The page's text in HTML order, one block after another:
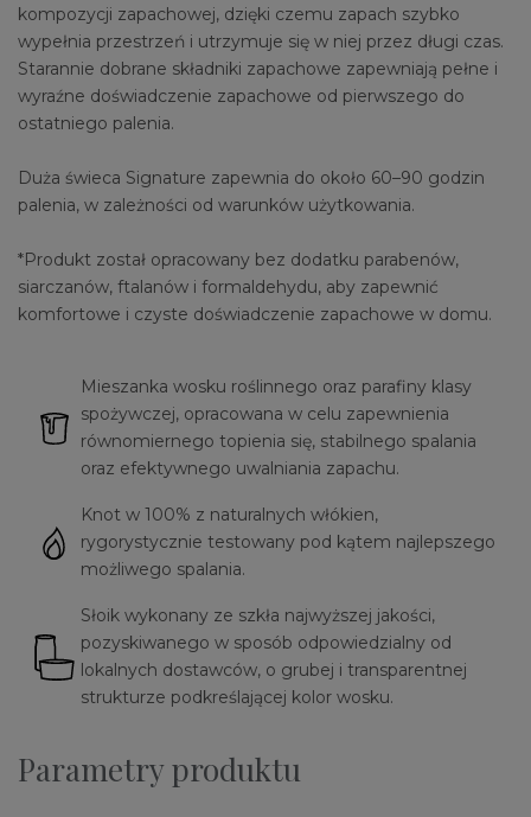
kompozycji zapachowej, dzięki czemu zapach szybko
wypełnia przestrzeń i utrzymuje się w niej przez długi czas.
Starannie dobrane składniki zapachowe zapewniają pełne i
wyraźne doświadczenie zapachowe od pierwszego do
ostatniego palenia.
Duża świeca Signature zapewnia do około 60–90 godzin
palenia, w zależności od warunków użytkowania.
*Produkt został opracowany bez dodatku parabenów,
siarczanów, ftalanów i formaldehydu, aby zapewnić
komfortowe i czyste doświadczenie zapachowe w domu.
Mieszanka wosku roślinnego oraz parafiny klasy
spożywczej, opracowana w celu zapewnienia
równomiernego topienia się, stabilnego spalania
oraz efektywnego uwalniania zapachu.
Knot w 100% z naturalnych włókien,
rygorystycznie testowany pod kątem najlepszego
możliwego spalania.
Słoik wykonany ze szkła najwyższej jakości,
pozyskiwanego w sposób odpowiedzialny od
lokalnych dostawców, o grubej i transparentnej
strukturze podkreślającej kolor wosku.
Parametry produktu